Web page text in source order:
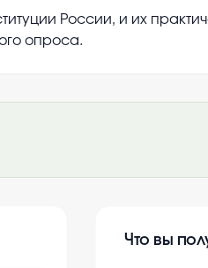
России, и их
опроса.
Что вы